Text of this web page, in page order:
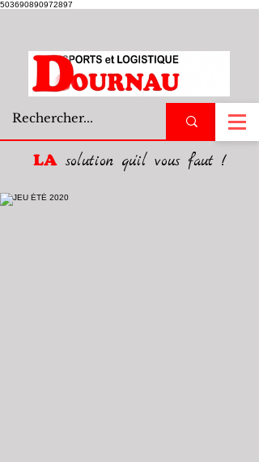
503690890972897
LA solution qu'il vous faut !